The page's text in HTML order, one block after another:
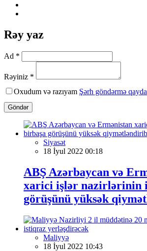
Rəy yaz
Ad *
Rəyiniz *
Oxudum və razıyam Şərh göndərmə
Göndər
Siyasət
18 İyul 2022 00:18
ABŞ Azərbaycan və
xarici işlər nazirlərinin
görüşünü yüksək
Maliyyə
18 İyul 2022 10:43